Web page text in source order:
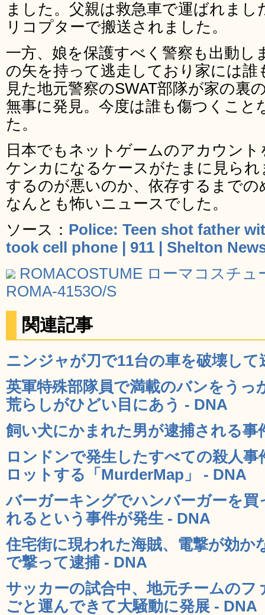
ました。父親は救急車で運ばれま
リコプターで搬送されました。
一方、娘を保護すべく警察も出動し
の矢を持って逃走しており家には
見た地元警察のSWAT部隊が家の裏
無事に発見。今度は誰も傷つくこと
た。
日本でもネットゲームのアカウン
ケンカになるケースがたまに見ら
するのが悪いのか、依存するまで
なんとも怖いニュースでした。
ソース： Police: Teen shot father
took cell phone | 911 | Shelton
ROMACOSTUME ローマコスチュ
ROMA-4153O/S
関連記事
ニンジャが刀で11台の車を破壊して
英軍特殊部隊員で満載のバンをうっ
荒らしがひどい目にあう - DNA
飼い犬にかまれた男が逮捕される事
ロンドンで発生したすべての殺人
ロットする「MurderMap」 - DNA
バーガーキングでハンバーガーを
れるという事件が発生 - DNA
住宅街に現われた海賊、電撃が効か
で撃って逮捕 - DNA
サッカーの試合中、地元チームのフ
ごと運んできて大騒動に発展 - DNA